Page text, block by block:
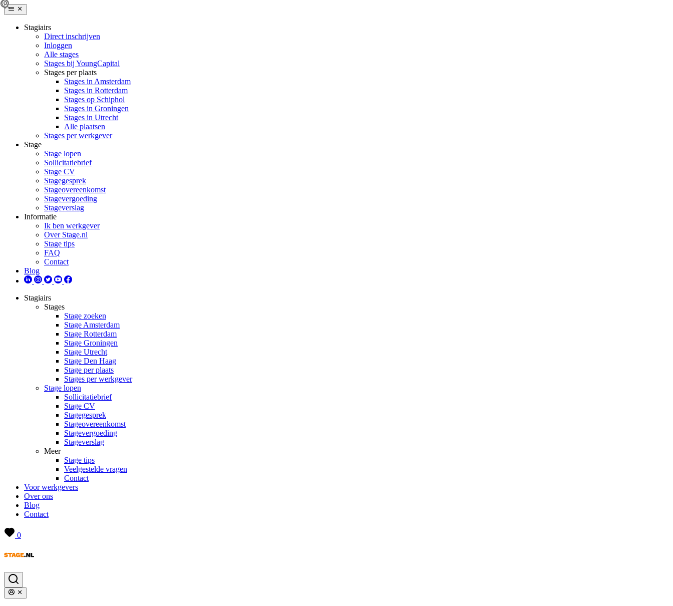
Stagiairs
Direct inschrijven
Inloggen
Alle stages
Stages bij YoungCapital
Stages per plaats
Stages in Amsterdam
Stages in Rotterdam
Stages op Schiphol
Stages in Groningen
Stages in Utrecht
Alle plaatsen
Stages per werkgever
Stage
Stage lopen
Sollicitatiebrief
Stage CV
Stagegesprek
Stageovereenkomst
Stagevergoeding
Stageverslag
Informatie
Ik ben werkgever
Over Stage.nl
Stage tips
FAQ
Contact
Blog
Stagiairs
Stages
Stage zoeken
Stage Amsterdam
Stage Rotterdam
Stage Groningen
Stage Utrecht
Stage Den Haag
Stage per plaats
Stages per werkgever
Stage lopen
Sollicitatiebrief
Stage CV
Stagegesprek
Stageovereenkomst
Stagevergoeding
Stageverslag
Meer
Stage tips
Veelgestelde vragen
Contact
Voor werkgevers
Over ons
Blog
Contact
0